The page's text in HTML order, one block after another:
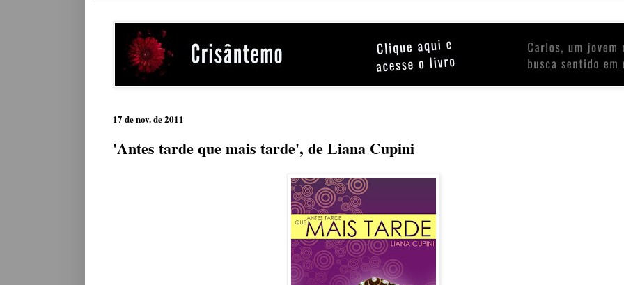
17 de nov. de 2011
'Antes tarde que mais tarde', de Liana Cupini